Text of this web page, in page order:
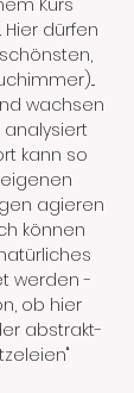
Hier dürfen
wachsen
analysiert
kann so
agieren
können
werden -
ob hier
abstrakt-